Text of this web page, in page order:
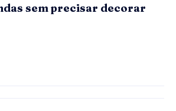
sem precisar decorar